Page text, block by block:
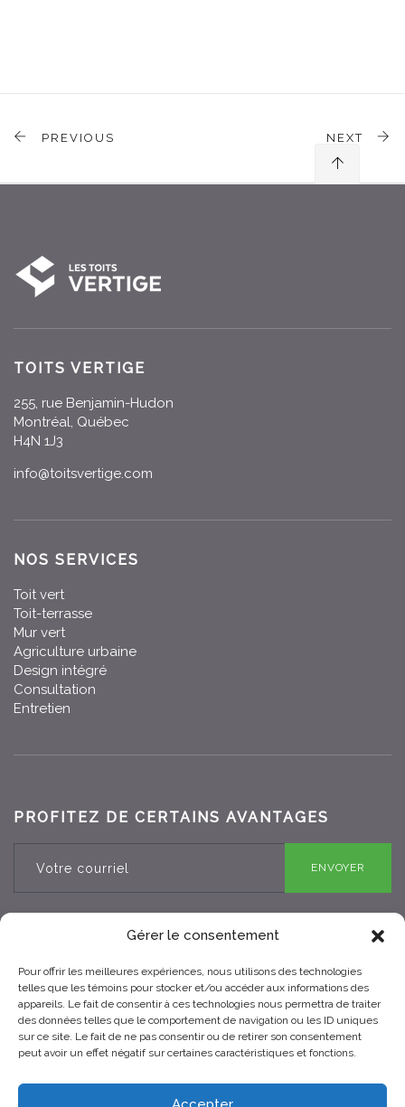
Gérer le consentement
Pour offrir les meilleures expériences, nous utilisons des technologies
telles que les témoins pour stocker et/ou accéder aux informations des
appareils. Le fait de consentir à ces technologies nous permettra de traiter
des données telles que le comportement de navigation ou les ID uniques
sur ce site. Le fait de ne pas consentir ou de retirer son consentement
peut avoir un effet négatif sur certaines caractéristiques et fonctions.
PREVIOUS NEXT
TOITS VERTIGE
255, rue Benjamin-Hudon
Montréal, Québec
H4N 1J3
info@toitsvertige.com
NOS SERVICES
Toit vert
Toit-terrasse
Mur vert
Agriculture urbaine
Design intégré
Consultation
Entretien
PROFITEZ DE CERTAINS AVANTAGES
ENVOYER
RBQ 8330-0970-25